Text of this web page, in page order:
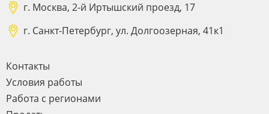
г. Москва, 2-й Иртышский проезд, 17
г. Санкт-Петербург, ул. Долгоозерная, 41к1
Контакты
Условия работы
Работа с регионами